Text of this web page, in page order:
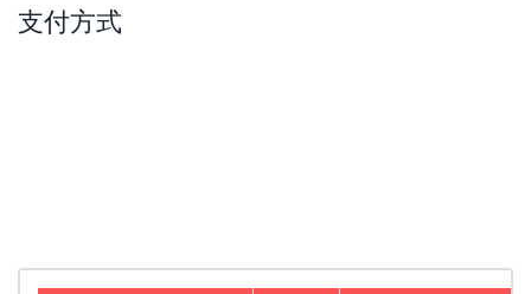
支付方式